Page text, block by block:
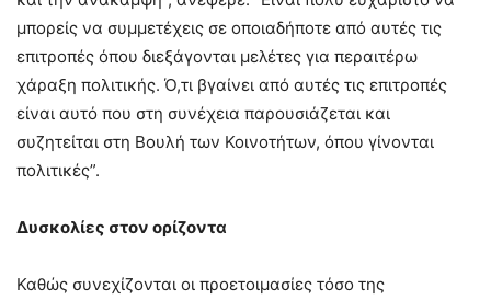
μπορείς να συμμετέχεις σε οποιαδήποτε από αυτές τις
επιτροπές όπου διεξάγονται μελέτες για περαιτέρω
χάραξη πολιτικής. Ό,τι βγαίνει από αυτές τις επιτροπές
είναι αυτό που στη συνέχεια παρουσιάζεται και
συζητείται στη Βουλή των Κοινοτήτων, όπου γίνονται
πολιτικές”.
Δυσκολίες στον ορίζοντα
Καθώς συνεχίζονται οι προετοιμασίες τόσο της